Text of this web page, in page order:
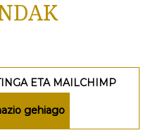
ETA MAILCHIMP
gehiago